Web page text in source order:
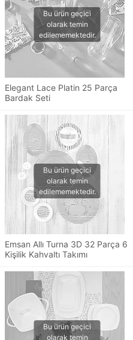
Elegant Lace Platin 25 Parça
Bardak Seti
Emsan Allı Turna 3D 32 Parça 6
Kişilik Kahvaltı Takımı